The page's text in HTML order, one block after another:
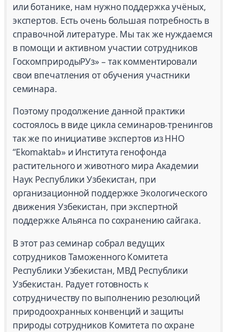
или ботанике, нам нужно поддержка учёных,
экспертов. Есть очень большая потребность в
справочной литературе. Мы так же нуждаемся
в помощи и активном участии сотрудников
ГоскомприродыРУз» – так комментировали
свои впечатления от обучения участники
семинара.
Поэтому продолжение данной практики
состоялось в виде цикла семинаров-тренингов
так же по инициативе экспертов из ННО
“Ekomaktab» и Института генофонда
растительного и животного мира Академии
Наук Республики Узбекистан, при
организационной поддержке Экологического
движения Узбекистан, при экспертной
поддержке Альянса по сохранению сайгака.
В этот раз семинар собрал ведущих
сотрудников Таможенного Комитета
Республики Узбекистан, МВД Республики
Узбекистан. Радует готовность к
сотрудничеству по выполнению резолюций
природоохранных конвенций и защиты
природы сотрудников Комитета по охране